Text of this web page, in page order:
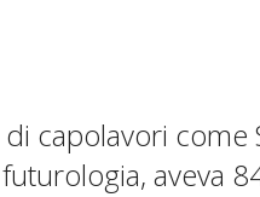
capolavori come
aveva